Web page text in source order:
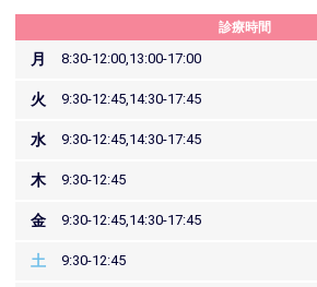
診療時間
月 8:30-12:00,13:00-17:00
火 9:30-12:45,14:30-17:45
水 9:30-12:45,14:30-17:45
木 9:30-12:45
金 9:30-12:45,14:30-17:45
土 9:30-12:45